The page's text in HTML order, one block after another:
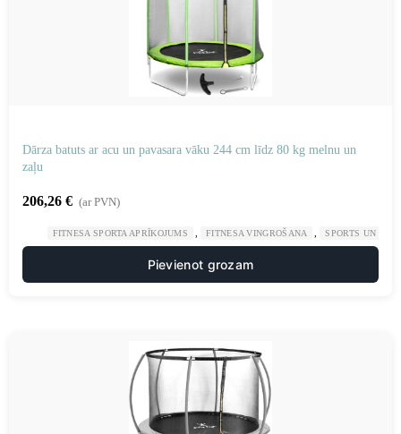
Dārza batuts ar acu un pavasara vāku 244 cm līdz 80 kg melnu un
zaļu
206,26 € (ar PVN)
FITNESA SPORTA APRĪKOJUMS FITNESA VINGROŠANA SPORTS UN
Pievienot grozam